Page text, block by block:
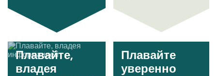
Плавайте,
владея
Плавайте
уверенно